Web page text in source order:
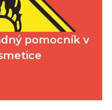
pomocník v